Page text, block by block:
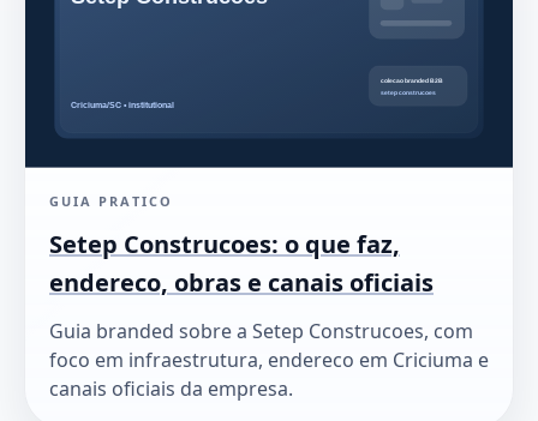
GUIA PRATICO
Setep Construcoes: o que faz,
endereco, obras e canais oficiais
Guia branded sobre a Setep Construcoes, com
foco em infraestrutura, endereco em Criciuma e
canais oficiais da empresa.